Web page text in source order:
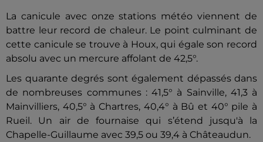
La canicule avec onze stations météo viennent de
battre leur record de chaleur. Le point culminant de
cette canicule se trouve à Houx, qui égale son record
absolu avec un mercure affolant de 42,5°.
Les quarante degrés sont également dépassés dans
de nombreuses communes : 41,5° à Sainville, 41,3 à
Mainvilliers, 40,5° à Chartres, 40,4° à Bû et 40° pile à
Rueil. Un air de fournaise qui s’étend jusqu'à la
Chapelle-Guillaume avec 39,5 ou 39,4 à Châteaudun.